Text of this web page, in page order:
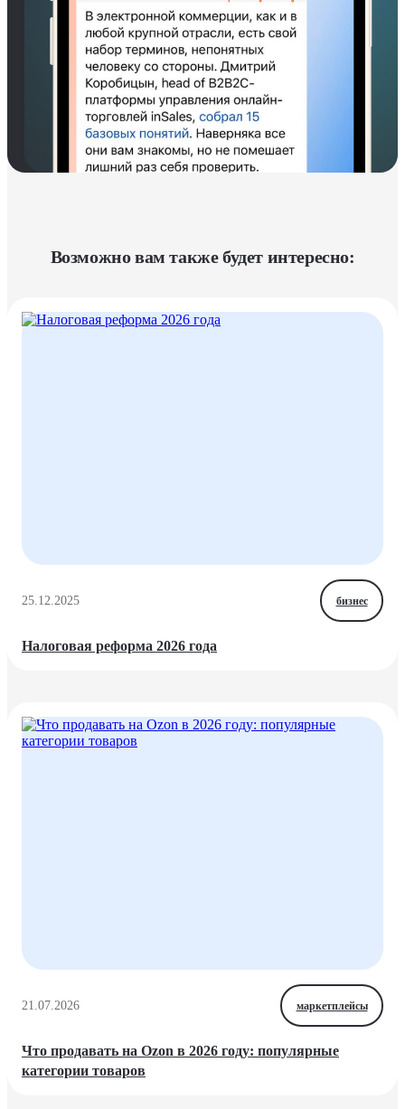
Возможно вам также будет интересно:
25.12.2025 бизнес
Налоговая реформа 2026 года
21.07.2026 маркетплейсы
Что продавать на Ozon в 2026 году: популярные
категории товаров